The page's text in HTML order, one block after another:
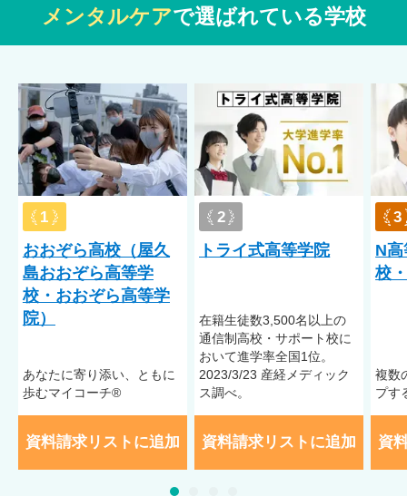
メンタルケアで選ばれている学校
1
おおぞら高校（屋久
島おおぞら高等学
校・おおぞら高等学
院）
あなたに寄り添い、ともに
歩むマイコーチ®
資料請求リストに追加
2
トライ式高等学院
在籍⽣徒数3,500名以上の
通信制⾼校・サポート校に
おいて進学率全国1位。
2023/3/23 産経メディック
ス調べ。
資料請求リストに追加
3
N
校
複数
プす
資